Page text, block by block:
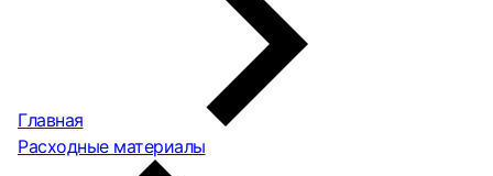
Главная
Расходные материалы